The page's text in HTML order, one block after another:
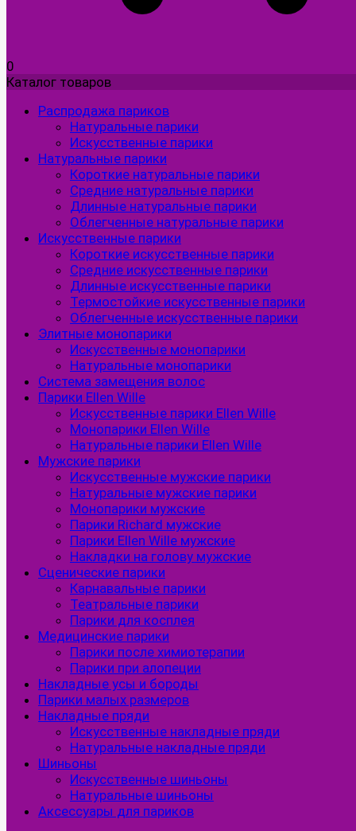
0
Каталог товаров
Распродажа париков
Натуральные парики
Искусственные парики
Натуральные парики
Короткие натуральные парики
Средние натуральные парики
Длинные натуральные парики
Облегченные натуральные парики
Искусственные парики
Короткие искусственные парики
Средние искусственные парики
Длинные искусственные парики
Термостойкие искусственные парики
Облегченные искусственные парики
Элитные монопарики
Искусственные монопарики
Натуральные монопарики
Система замещения волос
Парики Ellen Wille
Искусственные парики Ellen Wille
Монопарики Ellen Wille
Натуральные парики Ellen Wille
Мужские парики
Искусственные мужские парики
Натуральные мужские парики
Монопарики мужские
Парики Richard мужские
Парики Ellen Wille мужские
Накладки на голову мужские
Сценические парики
Карнавальные парики
Театральные парики
Парики для косплея
Медицинские парики
Парики после химиотерапии
Парики при алопеции
Накладные усы и бороды
Парики малых размеров
Накладные пряди
Искусственные накладные пряди
Натуральные накладные пряди
Шиньоны
Искусственные шиньоны
Натуральные шиньоны
Аксессуары для париков